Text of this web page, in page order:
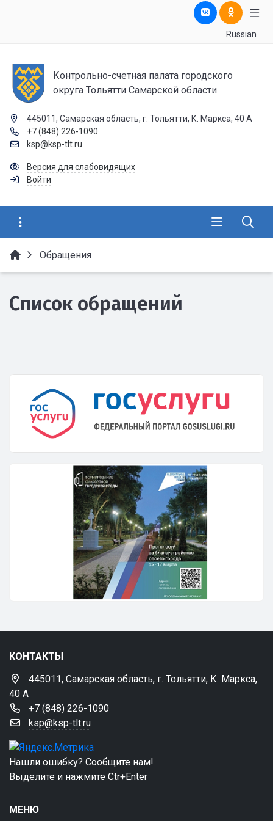
Russian
Контрольно-счетная палата городского
округа Тольятти Самарской области
445011, Самарская область, г. Тольятти, К. Маркса, 40 А
+7 (848) 226-1090
ksp@ksp-tlt.ru
Версия для слабовидящих
Войти
Обращения
Список обращений
КОНТАКТЫ
445011, Самарская область, г. Тольятти, К. Маркса,
40 А
+7 (848) 226-1090
ksp@ksp-tlt.ru
Нашли ошибку? Сообщите нам!
Выделите и нажмите Ctr+Enter
МЕНЮ